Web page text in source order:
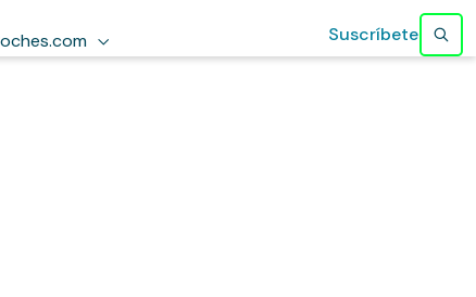
Suscríbete